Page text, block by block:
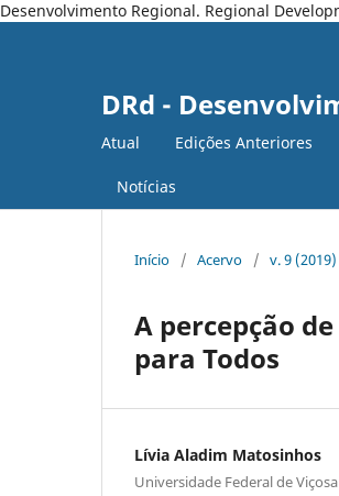
Desenvolvimento Regional. Regional
DRd -
Atual Edições Anteriores
Notícias
Início / Acervo / v. 9 (2019)
A percepção
para Todos
Lívia Aladim Matosinhos
Universidade Federal de